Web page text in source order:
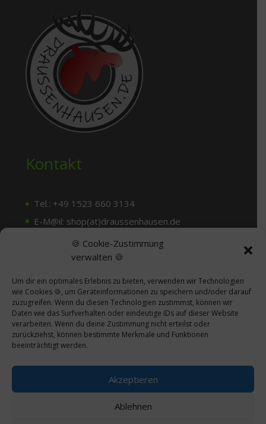
🍪 Cookie-Zustimmung
verwalten 🍪
Um dir ein optimales Erlebnis zu bieten, verwenden wir Technologien
wie Cookies 🍪, um Geräteinformationen zu speichern und/oder darauf
zuzugreifen. Wenn du diesen Technologien zustimmst, können wir
Daten wie das Surfverhalten oder eindeutige IDs auf dieser Website
verarbeiten. Wenn du deine Zustimmung nicht erteilst oder
zurückziehst, können bestimmte Merkmale und Funktionen
beeinträchtigt werden.
Akzeptieren
Ablehnen
Kontakt
Tel.: +49 1523 660 3134
E-M@il: shop(at)draussenhausen.de
Dein Weg zu uns
Termine nach tel. Abprache
Draussenhausen
Auf dem Knuf 4